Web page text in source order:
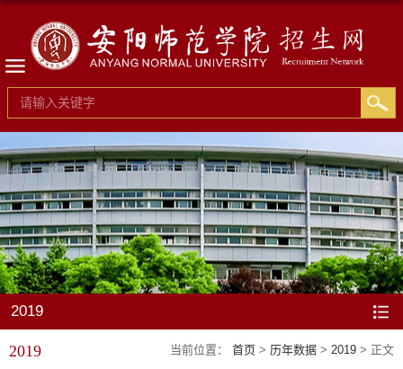
2019
当前位置： 首页 > 历年数据 > 2019 > 正文
2019